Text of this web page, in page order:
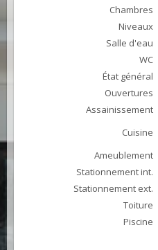
Chambres
Niveaux
Salle d'eau
WC
État général
Ouvertures
Assainissement
Cuisine
Ameublement
Stationnement int.
Stationnement ext.
Toiture
Piscine